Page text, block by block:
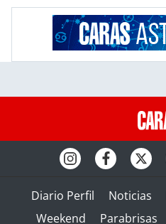
Diario Perfil Noticias
Weekend
Parabrisas